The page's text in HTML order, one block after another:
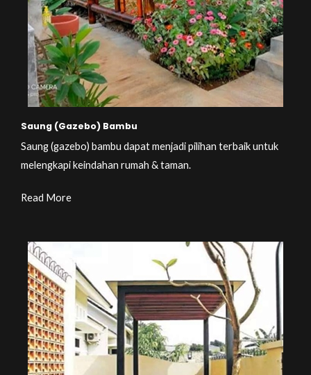
Saung (Gazebo) Bambu
Saung (gazebo) bambu dapat menjadi pilihan terbaik untuk
melengkapi keindahan rumah & taman.
Read More